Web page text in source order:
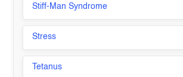
Stiff-Man Syndrome
Stress
Tetanus